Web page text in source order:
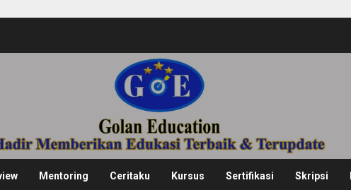
Mentoring Ceritaku Kursus Sertifikasi Skripsi